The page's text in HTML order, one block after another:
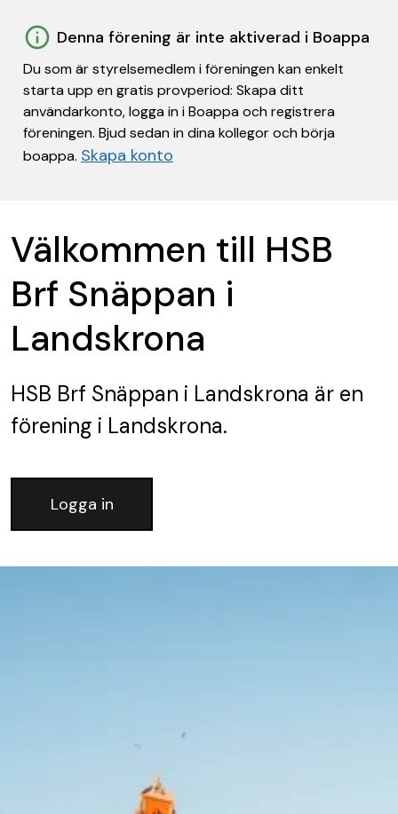
Denna förening är inte aktiverad i Boappa
Du som är styrelsemedlem i föreningen kan enkelt
starta upp en gratis provperiod: Skapa ditt
användarkonto, logga in i Boappa och registrera
föreningen. Bjud sedan in dina kollegor och börja
boappa. Skapa konto
Välkommen till HSB
Brf Snäppan i
Landskrona
HSB Brf Snäppan i Landskrona är en
förening i Landskrona.
Logga in